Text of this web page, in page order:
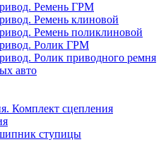
Ремень ГРМ
Ремень клиновой
Ремень поликлиновой
Ролик ГРМ
Ролик приводного ремня
авто
Комплект сцепления
ступицы